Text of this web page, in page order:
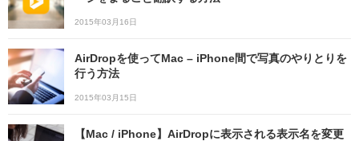
2015年03月16日
AirDropを使ってMac – iPhone間で写真のやりとりを
行う方法
2015年03月15日
【Mac / iPhone】AirDropに表示される表示名を変更